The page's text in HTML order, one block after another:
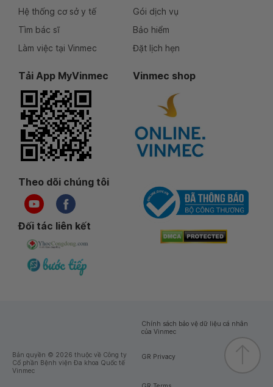
Hệ thống cơ sở y tế
Tìm bác sĩ
Làm việc tại Vinmec
Gói dịch vụ
Bảo hiểm
Đặt lịch hẹn
Tải App MyVinmec Vinmec shop
Theo dõi chúng tôi
Đối tác liên kết
Bản quyền © 2026 thuộc về Công ty
Cổ phần Bệnh viện Đa khoa Quốc tế
Vinmec
Chính sách bảo vệ dữ liệu cá nhân
của Vinmec
GR Privacy